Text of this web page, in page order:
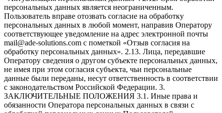
персональных данных является неограниченным.
Пользователь вправе отозвать согласие на обработку
персональных данных в любой момент, направив Оператору
соответствующее уведомление на адрес электронной почты
mail@ade-solutions.com с пометкой «Отзыв согласия на
обработку персональных данных». 2.13. Лица, передавшие
Оператору сведения о другом субъекте персональных данных,
не имея при этом согласия субъекта, чьи персональные
данные были переданы, несут ответственность в соответствии
с законодательством Российской Федерации. 3.
ЗАКЛЮЧИТЕЛЬНЫЕ ПОЛОЖЕНИЯ 3.1. Иные права и
обязанности Оператора персональных данных в связи с